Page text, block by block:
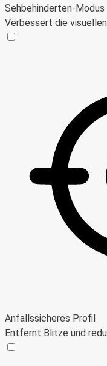
Sehbehinderten-Modus
Verbessert die
Anfallssicheres Profil
Entfernt Blitze und